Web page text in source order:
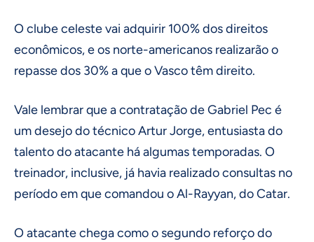
O clube celeste vai adquirir 100% dos direitos
econômicos, e os norte-americanos realizarão o
repasse dos 30% a que o Vasco têm direito.
Vale lembrar que a contratação de Gabriel Pec é
um desejo do técnico Artur Jorge, entusiasta do
talento do atacante há algumas temporadas. O
treinador, inclusive, já havia realizado consultas no
período em que comandou o Al-Rayyan, do Catar.
O atacante chega como o segundo reforço do